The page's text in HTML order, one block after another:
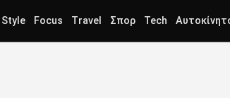
Style Focus Travel Σπορ Tech